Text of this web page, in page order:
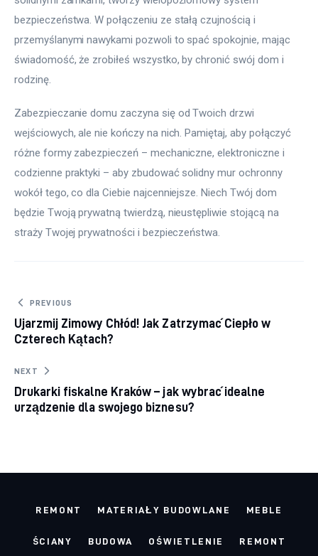
bezpieczeństwa. W połączeniu ze stałą czujnością i
przemyślanymi nawykami pozwoli to spać spokojnie, mając
świadomość, że zrobiłeś wszystko, by chronić swój dom i
rodzinę.
Zabezpieczanie domu zaczyna się od Twoich drzwi
wejściowych, ale nie kończy na nich. Pamiętaj, aby połączyć
różne formy zabezpieczeń – mechaniczne, elektroniczne i
codzienne praktyki – aby zbudować solidny mur ochronny
wokół tego, co dla Ciebie najcenniejsze. Niech Twój dom
będzie Twoją prywatną twierdzą, nieustępliwie stojącą na
straży Twojej prywatności i bezpieczeństwa.
Nawigacja
wpisu
PREVIOUS
Ujarzmij Zimowy Chłód! Jak Zatrzymać Ciepło w
Czterech Kątach?
NEXT
Drukarki fiskalne Kraków – jak wybrać idealne
urządzenie dla swojego biznesu?
REMONT MATERIAŁY BUDOWLANE MEBLE
ŚCIANY BUDOWA OŚWIETLENIE REMONT